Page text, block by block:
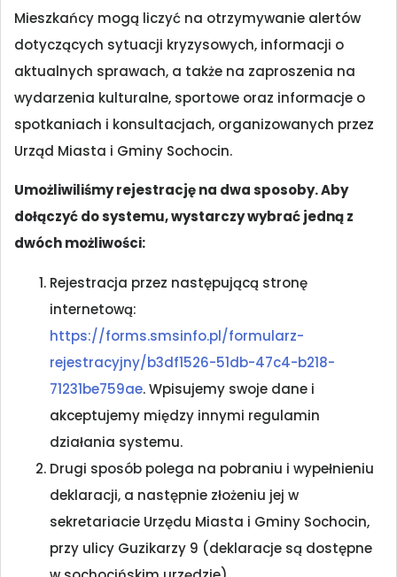
Mieszkańcy mogą liczyć na otrzymywanie alertów
dotyczących sytuacji kryzysowych, informacji o
aktualnych sprawach, a także na zaproszenia na
wydarzenia kulturalne, sportowe oraz informacje o
spotkaniach i konsultacjach, organizowanych przez
Urząd Miasta i Gminy Sochocin.
Umożliwiliśmy rejestrację na dwa sposoby. Aby
dołączyć do systemu, wystarczy wybrać jedną z
dwóch możliwości:
Rejestracja przez następującą stronę
internetową:
https://forms.smsinfo.pl/formularz-
rejestracyjny/b3df1526-51db-47c4-b218-
71231be759ae. Wpisujemy swoje dane i
akceptujemy między innymi regulamin
działania systemu.
Drugi sposób polega na pobraniu i wypełnieniu
deklaracji, a następnie złożeniu jej w
sekretariacie Urzędu Miasta i Gminy Sochocin,
przy ulicy Guzikarzy 9 (deklaracje są dostępne